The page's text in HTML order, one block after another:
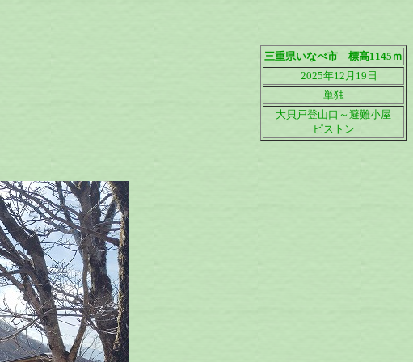
三重県いなべ市 標高1145ｍ
2025年12月19日
単独
大貝戸登山口～避難小屋
ピストン